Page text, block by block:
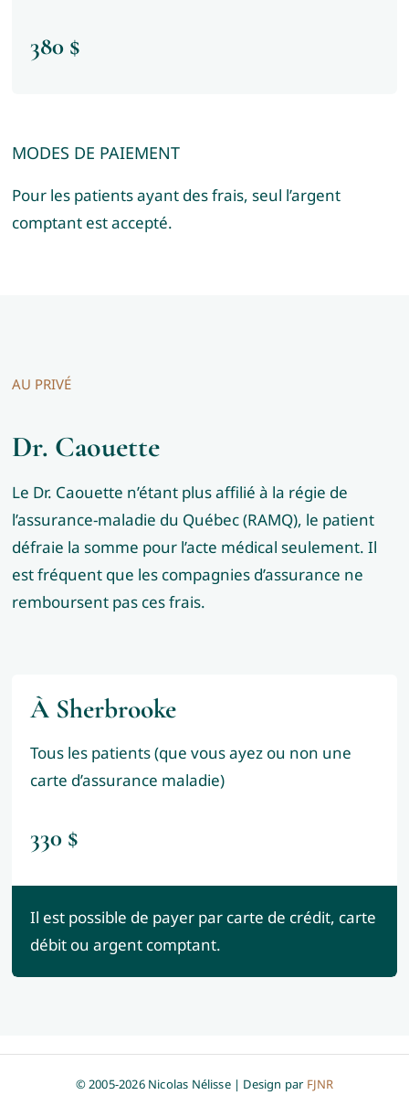
380 $
MODES DE PAIEMENT
Pour les patients ayant des frais, seul l’argent
comptant est accepté.
AU PRIVÉ
Dr. Caouette
Le Dr. Caouette n’étant plus affilié à la régie de
l’assurance-maladie du Québec (RAMQ), le patient
défraie la somme pour l’acte médical seulement. Il
est fréquent que les compagnies d’assurance ne
remboursent pas ces frais.
À Sherbrooke
Tous les patients (que vous ayez ou non une
carte d’assurance maladie)
330 $
Il est possible de payer par carte de crédit, carte
débit ou argent comptant.
© 2005-2026 Nicolas Nélisse | Design par FJNR